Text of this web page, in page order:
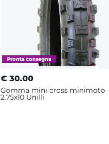
€ 30.00
Gomma mini cross minimoto
2.75x10 Unilli